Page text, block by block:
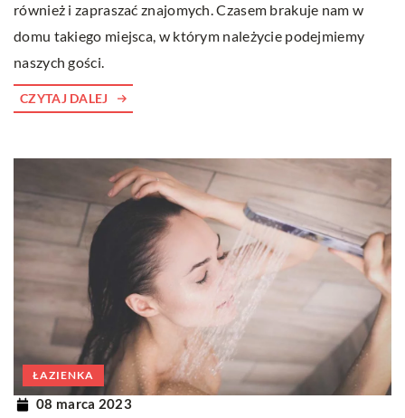
również i zapraszać znajomych. Czasem brakuje nam w
domu takiego miejsca, w którym należycie podejmiemy
naszych gości.
CZYTAJ DALEJ
ŁAZIENKA
08 marca 2023